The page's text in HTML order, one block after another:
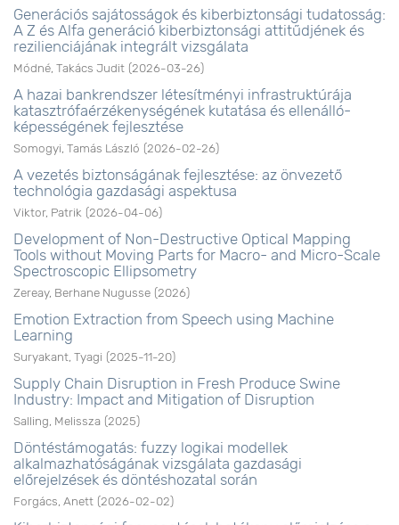
Generációs sajátosságok és kiberbiztonsági tudatosság:
A Z és Alfa generáció kiberbiztonsági attitűdjének és
rezilienciájának integrált vizsgálata
Módné, Takács Judit (2026-03-26)
A hazai bankrendszer létesítményi infrastruktúrája
katasztrófaérzékenységének kutatása és ellenálló-
képességének fejlesztése
Somogyi, Tamás László (2026-02-26)
A vezetés biztonságának fejlesztése: az önvezető
technológia gazdasági aspektusa
Viktor, Patrik (2026-04-06)
Development of Non-Destructive Optical Mapping
Tools without Moving Parts for Macro- and Micro-Scale
Spectroscopic Ellipsometry
Zereay, Berhane Nugusse (2026)
Emotion Extraction from Speech using Machine
Learning
Suryakant, Tyagi (2025-11-20)
Supply Chain Disruption in Fresh Produce Swine
Industry: Impact and Mitigation of Disruption
Salling, Melissza (2025)
Döntéstámogatás: fuzzy logikai modellek
alkalmazhatóságának vizsgálata gazdasági
előrejelzések és döntéshozatal során
Forgács, Anett (2026-02-02)